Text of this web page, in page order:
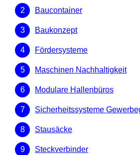
Baucontainer
Baukonzept
Fördersysteme
Maschinen Nachhaltigkeit
Modulare Hallenbüros
Sicherheitssysteme
Stausäcke
Steckverbinder